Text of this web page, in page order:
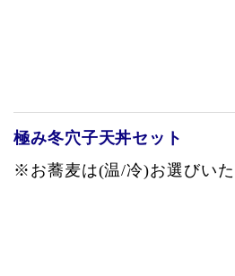
極み冬穴子天丼セット
※お蕎麦は(温/冷)お選びい